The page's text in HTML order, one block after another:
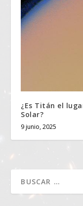
¿Es Titán el
Solar?
9 junio, 2025